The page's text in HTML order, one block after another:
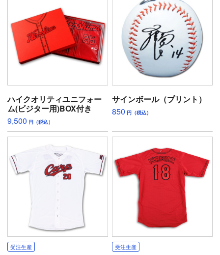
ハイクオリティユニフォー
ム(ビジター用)BOX付き
9,500 円（税込）
サインボール（プリント）
850 円（税込）
受注生産 受注生産